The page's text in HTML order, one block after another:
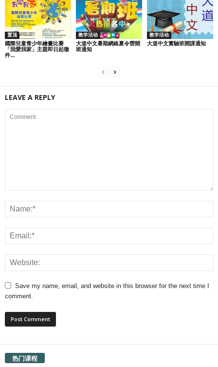
置顶
國際兒童青少年繪畫比賽
「我愛我家」主題即日起徵
件...
教学活动
大道中文暑期網絡夏令營開
班通知
教学活动
大道中文實驗班開課通知
LEAVE A REPLY
Save my name, email, and website in this browser for the next time I
comment.
热门课程